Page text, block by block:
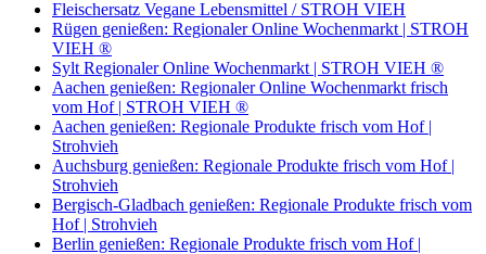
Fleischersatz Vegane Lebensmittel / STROH VIEH
Rügen genießen: Regionaler Online Wochenmarkt | STROH
VIEH ®
Sylt Regionaler Online Wochenmarkt | STROH VIEH ®
Aachen genießen: Regionaler Online Wochenmarkt frisch
vom Hof | STROH VIEH ®
Aachen genießen: Regionale Produkte frisch vom Hof |
Strohvieh
Auchsburg genießen: Regionale Produkte frisch vom Hof |
Strohvieh
Bergisch-Gladbach genießen: Regionale Produkte frisch vom
Hof | Strohvieh
Berlin genießen: Regionale Produkte frisch vom Hof |